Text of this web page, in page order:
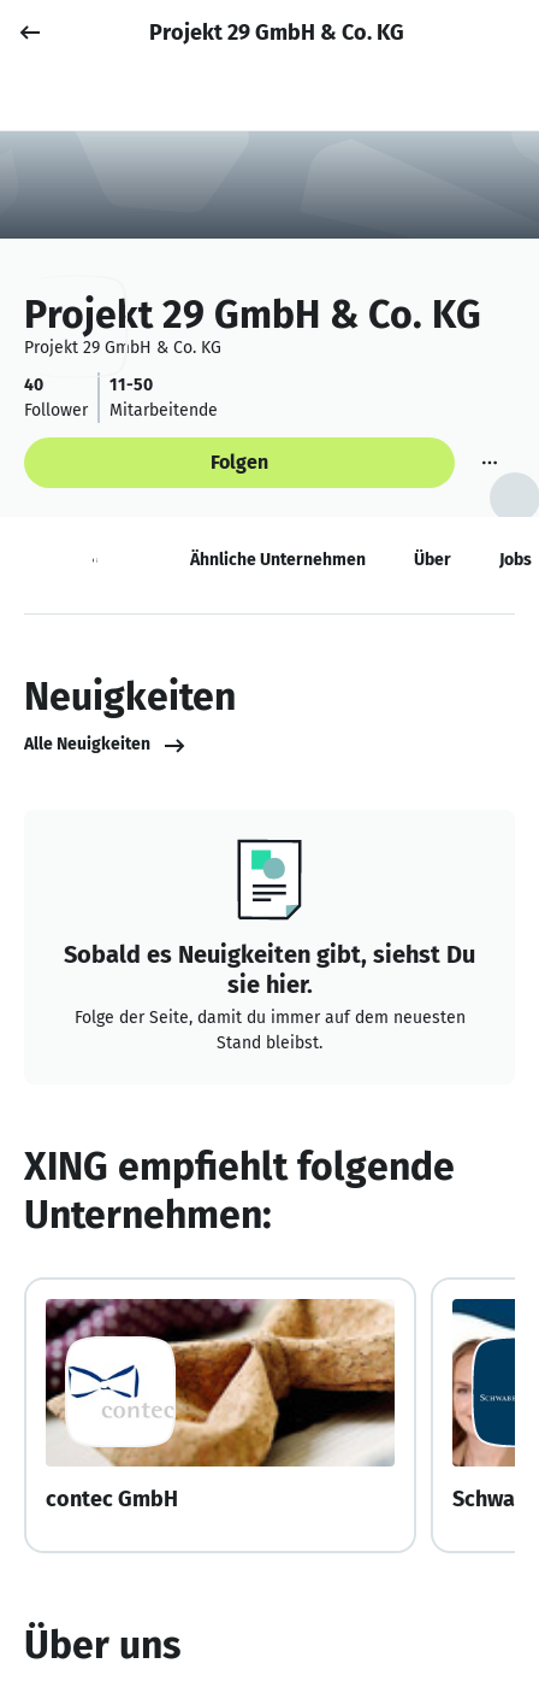
Anmelden
Projekt 29 GmbH & Co. KG
Projekt 29 GmbH & Co. KG
Projekt 29 GmbH & Co. KG
40
Follower
11-50
Mitarbeitende
Folgen
Neuigkeiten Ähnliche Unternehmen Über Jobs
Neuigkeiten
Alle Neuigkeiten
Sobald es Neuigkeiten gibt, siehst Du
sie hier.
Folge der Seite, damit du immer auf dem neuesten
Stand bleibst.
XING empfiehlt folgende
Unternehmen:
contec GmbH
Über uns